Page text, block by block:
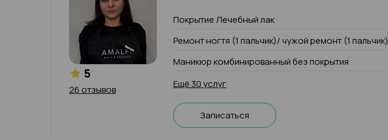
5
26 отзывов
Покрытие Лечебный лак
Ремонт ногтя (1 пальчик)/ чужой ремонт (1 пальчик)
Маникюр комбинированный без покрытия
Ещё 30 услуг
Записаться